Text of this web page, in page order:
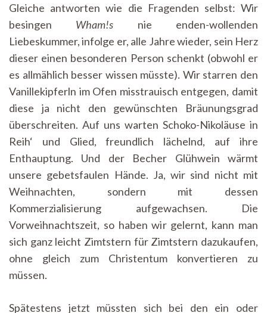
Gleiche antworten wie die Fragenden selbst: Wir
besingen Wham!s nie enden-wollenden
Liebeskummer, infolge er, alle Jahre wieder, sein Herz
dieser einen besonderen Person schenkt (obwohl er
es allmählich besser wissen müsste). Wir starren den
Vanillekipferln im Ofen misstrauisch entgegen, damit
diese ja nicht den gewünschten Bräunungsgrad
überschreiten. Auf uns warten Schoko-Nikoläuse in
Reih‘ und Glied, freundlich lächelnd, auf ihre
Enthauptung. Und der Becher Glühwein wärmt
unsere gebetsfaulen Hände. Ja, wir sind nicht mit
Weihnachten, sondern mit dessen
Kommerzialisierung aufgewachsen. Die
Vorweihnachtszeit, so haben wir gelernt, kann man
sich ganz leicht Zimtstern für Zimtstern dazukaufen,
ohne gleich zum Christentum konvertieren zu
müssen.
Spätestens jetzt müssten sich bei den ein oder